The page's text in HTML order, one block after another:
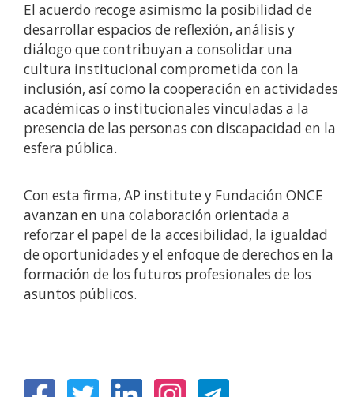
El acuerdo recoge asimismo la posibilidad de
desarrollar espacios de reflexión, análisis y
diálogo que contribuyan a consolidar una
cultura institucional comprometida con la
inclusión, así como la cooperación en actividades
académicas o institucionales vinculadas a la
presencia de las personas con discapacidad en la
esfera pública.
Con esta firma, AP institute y Fundación ONCE
avanzan en una colaboración orientada a
reforzar el papel de la accesibilidad, la igualdad
de oportunidades y el enfoque de derechos en la
formación de los futuros profesionales de los
asuntos públicos.